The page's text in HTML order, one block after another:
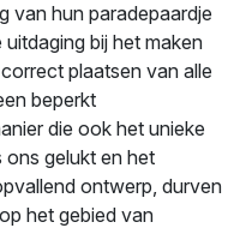
van hun paradepaardje
bij het maken
plaatsen van alle
beperkt
die ook het unieke
ons gelukt en het
ontwerp, durven
het gebied van